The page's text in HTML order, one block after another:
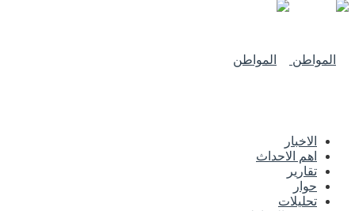
الاخبار
اهم الاحداث
تقارير
حوار
تحليلات